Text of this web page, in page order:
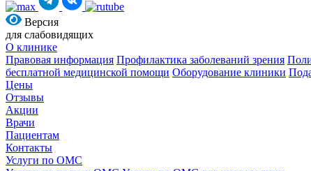
Версия
для слабовидящих
О клинике
Правовая информация Профилактика заболеваний зрения
бесплатной медицинской помощи Оборудование клиники
Цены
Отзывы
Акции
Врачи
Пациентам
Контакты
Услуги по ОМС